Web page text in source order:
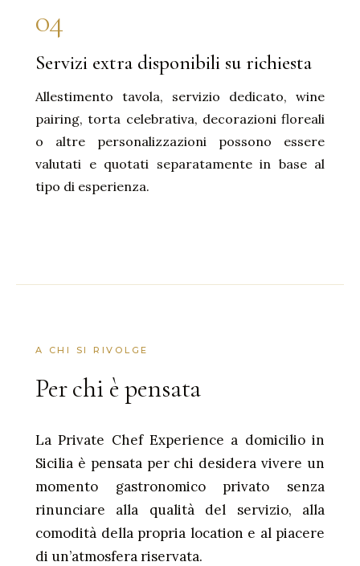
04
Servizi extra disponibili su richiesta
Allestimento tavola, servizio dedicato, wine
pairing, torta celebrativa, decorazioni floreali
o altre personalizzazioni possono essere
valutati e quotati separatamente in base al
tipo di esperienza.
A CHI SI RIVOLGE
Per chi è pensata
La Private Chef Experience a domicilio in
Sicilia è pensata per chi desidera vivere un
momento gastronomico privato senza
rinunciare alla qualità del servizio, alla
comodità della propria location e al piacere
di un’atmosfera riservata.